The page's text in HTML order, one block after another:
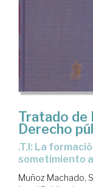
Tratado de
Derecho
.T.I: La formación de las Instituciones Públicas y su
sometimiento
Muñoz Machado,